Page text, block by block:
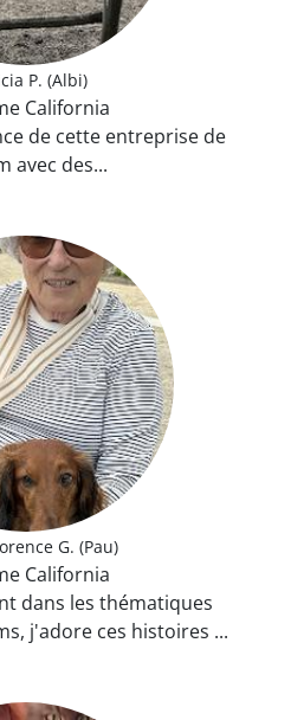
P. (Albi)
California
de cette entreprise de
avec des...
G. (Pau)
California
dans les thématiques
j'adore ces histoires ...